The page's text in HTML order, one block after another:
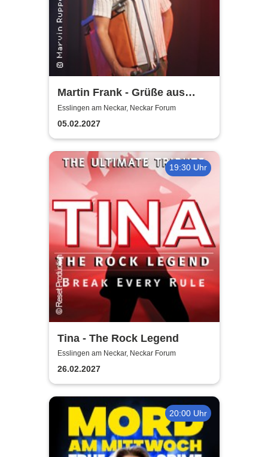
Martin Frank - Grüße aus
Allegro Süd
Esslingen am Neckar, Neckar Forum
05.02.2027
19:30 Uhr
Tina - The Rock Legend
Esslingen am Neckar, Neckar Forum
26.02.2027
20:00 Uhr